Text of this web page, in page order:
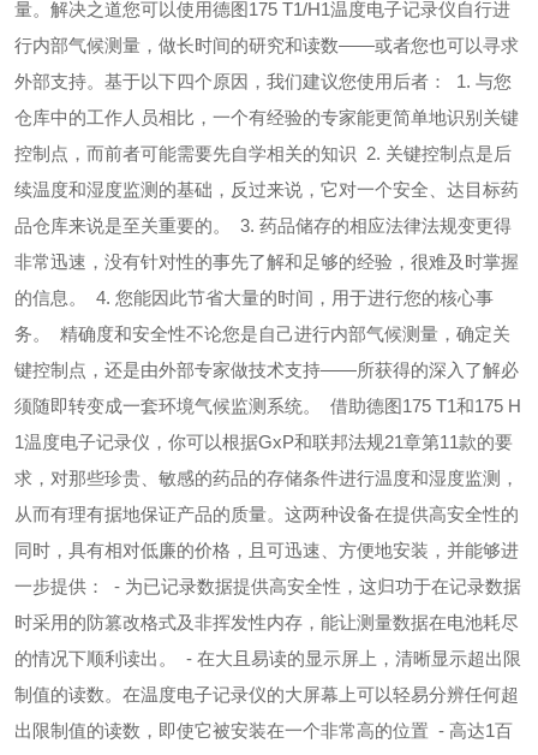
量。 解决之道您可以使用德图175 T1/H1温度电子记录仪自行进
行内部气候测量，做长时间的研究和读数——或者您也可以寻求
外部支持。基于以下四个原因，我们建议您使用后者：
1. 与您
仓库中的工作人员相比，一个有经验的专家能更简单地识别关键
控制点，而前者可能需要先自学相关的知识 2. 关键控制点是后
续温度和湿度监测的基础，反过来说，它对一个安全、达目标药
品仓库来说是至关重要的。
3. 药品储存的相应法律法规变更得
非常迅速，没有针对性的事先了解和足够的经验，很难及时掌握
的信息。
4. 您能因此节省大量的时间，用于进行您的核心事
务。
精确度和安全性不论您是自己进行内部气候测量，确定关
键控制点，还是由外部专家做技术支持——所获得的深入了解必
须随即转变成一套环境气候监测系统。
借助德图175 T1和175 H
1温度电子记录仪，你可以根据GxP和联邦法规21章第11款的要
求，对那些珍贵、敏感的药品的存储条件进行温度和湿度监测，
从而有理有据地保证产品的质量。这两种设备在提供高安全性的
同时，具有相对低廉的价格，且可迅速、方便地安装，并能够进
一步提供：
- 为已记录数据提供高安全性，这归功于在记录数据
时采用的防篡改格式及非挥发性内存，能让测量数据在电池耗尽
的情况下顺利读出。
- 在大且易读的显示屏上，清晰显示超出限
制值的读数。 在温度电子记录仪的大屏幕上可以轻易分辨任何超
出限制值的读数，即使它被安装在一个非常高的位置 - 高达1百